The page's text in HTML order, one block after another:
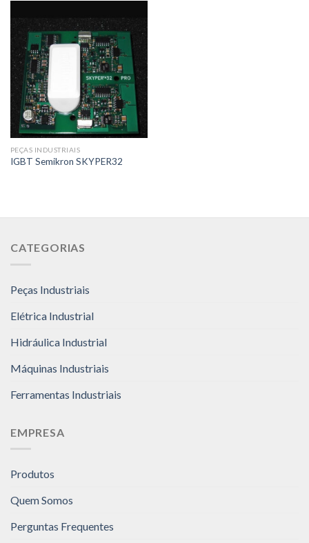
PEÇAS INDUSTRIAIS
IGBT Semikron SKYPER32
CATEGORIAS
Peças Industriais
Elétrica Industrial
Hidráulica Industrial
Máquinas Industriais
Ferramentas Industriais
EMPRESA
Produtos
Quem Somos
Perguntas Frequentes